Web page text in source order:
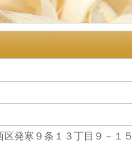
区発寒９条１３丁目９－１５